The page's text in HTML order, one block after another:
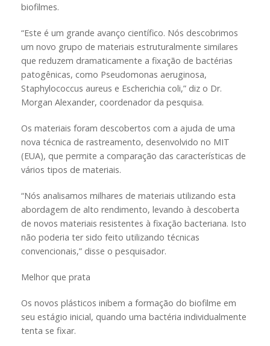
biofilmes.
“Este é um grande avanço científico. Nós descobrimos
um novo grupo de materiais estruturalmente similares
que reduzem dramaticamente a fixação de bactérias
patogênicas, como Pseudomonas aeruginosa,
Staphylococcus aureus e Escherichia coli,” diz o Dr.
Morgan Alexander, coordenador da pesquisa.
Os materiais foram descobertos com a ajuda de uma
nova técnica de rastreamento, desenvolvido no MIT
(EUA), que permite a comparação das características de
vários tipos de materiais.
“Nós analisamos milhares de materiais utilizando esta
abordagem de alto rendimento, levando à descoberta
de novos materiais resistentes à fixação bacteriana. Isto
não poderia ter sido feito utilizando técnicas
convencionais,” disse o pesquisador.
Melhor que prata
Os novos plásticos inibem a formação do biofilme em
seu estágio inicial, quando uma bactéria individualmente
tenta se fixar.